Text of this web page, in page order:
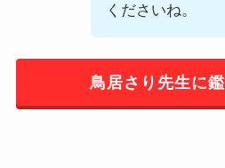
くださいね。
鳥居さり先生に